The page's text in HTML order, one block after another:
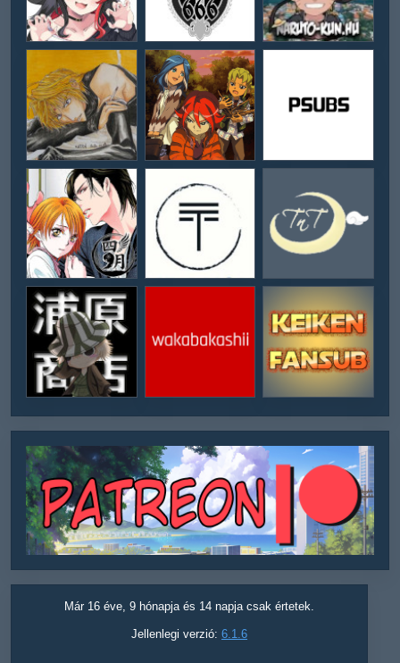
Már 16 éve, 9 hónapja és 14 napja csak értetek.
Jellenlegi verzió: 6.1.6